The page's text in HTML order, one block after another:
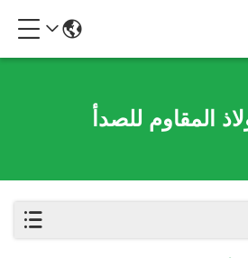
المقاوم للصدأ